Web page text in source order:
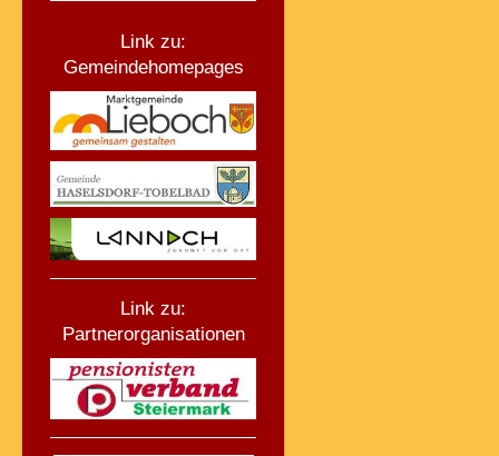
Link zu:
Gemeindehomepages
Link zu:
Partnerorganisationen